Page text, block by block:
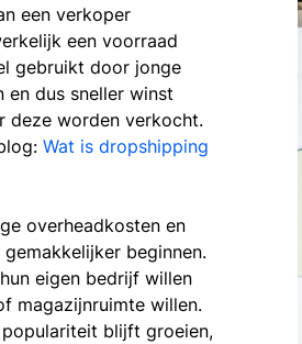
een verkoper
een voorraad
gebruikt door jonge
dus sneller winst
deze worden verkocht.
Wat is dropshipping
overheadkosten en
beginnen.
eigen bedrijf willen
magazijnruimte willen.
blijft groeien,